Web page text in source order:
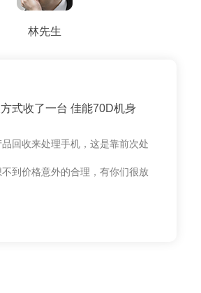
林先生
式收了一台 佳能70D机身
回收来处理手机，这是靠前次处
到价格意外的合理，有你们很放